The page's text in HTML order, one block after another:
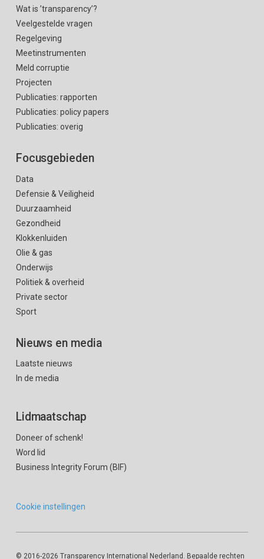
Wat is ’transparency’?
Veelgestelde vragen
Regelgeving
Meetinstrumenten
Meld corruptie
Projecten
Publicaties: rapporten
Publicaties: policy papers
Publicaties: overig
Focusgebieden
Data
Defensie & Veiligheid
Duurzaamheid
Gezondheid
Klokkenluiden
Olie & gas
Onderwijs
Politiek & overheid
Private sector
Sport
Nieuws en media
Laatste nieuws
In de media
Lidmaatschap
Doneer of schenk!
Word lid
Business Integrity Forum (BIF)
Cookie instellingen
© 2016-2026 Transparency International Nederland. Bepaalde rechten